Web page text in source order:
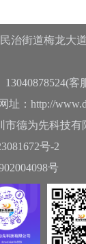
治街道梅龙大
13040878524(客
址：http://
市德为先科技有
号-2
号